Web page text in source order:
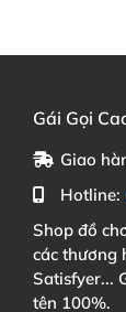
Gái Gọi
Giao
Hotline:
Shop đồ
các thương
Satisfyer...
tên 100%.